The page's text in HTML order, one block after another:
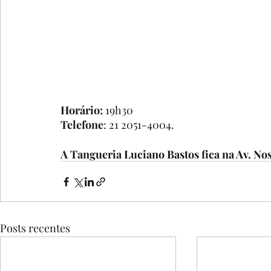
Horário: 19h30
Telefone: 21 2051-4004.
A Tangueria Luciano Bastos fica na Av.
Posts recentes